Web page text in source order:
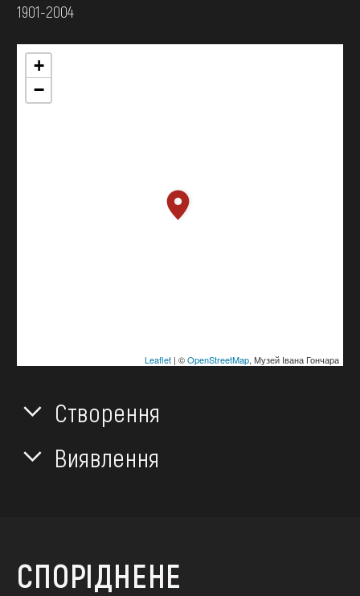
1901-2004
+
−
Leaflet| ©OpenStreetMap, Музей Івана Гончара
Створення
Виявлення
СПОРІДНЕНЕ